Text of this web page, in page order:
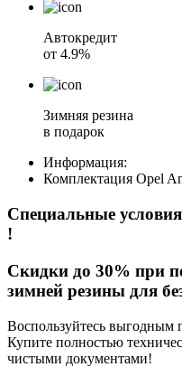
Автокредит
от 4.9%
Зимняя резина
в подарок
Информация:
Комплектация Opel
Специальные
!
Скидки до 30% при
зимней резины для
Воспользуйтесь выгодным
Купите полностью
чистыми документами!